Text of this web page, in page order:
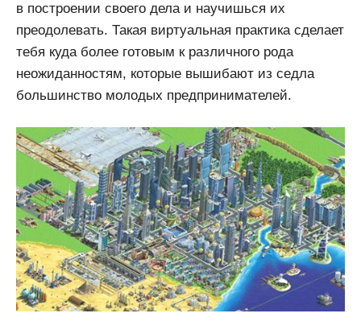
в построении своего дела и научишься их
преодолевать. Такая виртуальная практика сделает
тебя куда более готовым к различного рода
неожиданностям, которые вышибают из седла
большинство молодых предпринимателей.